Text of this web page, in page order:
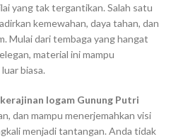
yang tak tergantikan. Salah satu
kemewahan, daya tahan, dan
Mulai dari tembaga yang hangat
material ini mampu
biasa.
logam Gunung Putri
dan mampu menerjemahkan visi
menjadi tantangan. Anda tidak